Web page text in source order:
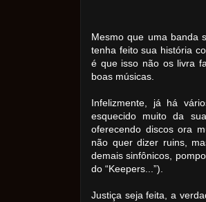
Mesmo que uma banda
tenha feito sua história
é que isso não os livra
boas músicas.
Infelizmente, já há
esquecido muito da
oferecendo discos ora
não quer dizer ruins,
demais sinfônicos,
do “Keepers...”).
Justiça seja feita, a